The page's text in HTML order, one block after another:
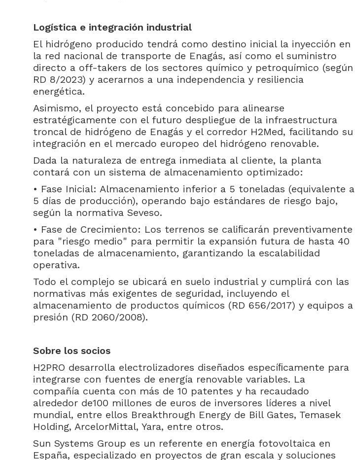
Logística e integración industrial
El hidrógeno producido tendrá como destino inicial la inyección en
la red nacional de transporte de Enagás, así como el suministro
directo a off-takers de los sectores químico y petroquímico (según
RD 8/2023) y acerarnos a una independencia y resiliencia
energética.
Asimismo, el proyecto está concebido para alinearse
estratégicamente con el futuro despliegue de la infraestructura
troncal de hidrógeno de Enagás y el corredor H2Med, facilitando su
integración en el mercado europeo del hidrógeno renovable.
Dada la naturaleza de entrega inmediata al cliente, la planta
contará con un sistema de almacenamiento optimizado:
• Fase Inicial: Almacenamiento inferior a 5 toneladas (equivalente a
5 días de producción), operando bajo estándares de riesgo bajo,
según la normativa Seveso.
• Fase de Crecimiento: Los terrenos se caliﬁcarán preventivamente
para "riesgo medio" para permitir la expansión futura de hasta 40
toneladas de almacenamiento, garantizando la escalabilidad
operativa.
Todo el complejo se ubicará en suelo industrial y cumplirá con las
normativas más exigentes de seguridad, incluyendo el
almacenamiento de productos químicos (RD 656/2017) y equipos a
presión (RD 2060/2008).
Sobre los socios
H2PRO desarrolla electrolizadores diseñados especíﬁcamente para
integrarse con fuentes de energía renovable variables. La
compañía cuenta con más de 10 patentes y ha recaudado
alrededor de100 millones de euros de inversores líderes a nivel
mundial, entre ellos Breakthrough Energy de Bill Gates, Temasek
Holding, ArcelorMittal, Yara, entre otros.
Sun Systems Group es un referente en energía fotovoltaica en
España, especializado en proyectos de gran escala y soluciones